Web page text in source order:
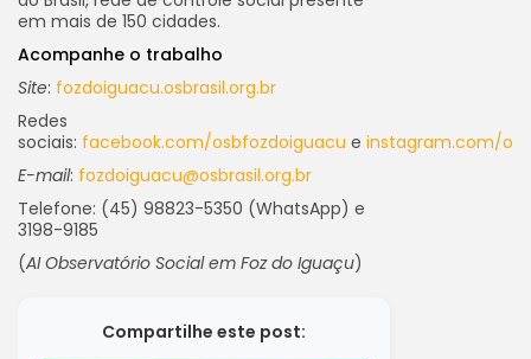
em mais de 150 cidades.
Acompanhe o trabalho
Site: fozdoiguacu.osbrasil.org.br
Redes
sociais: facebook.com/osbfozdoiguacu e instagram.com/
E-mail: fozdoiguacu@osbrasil.org.br
Telefone: (45) 98823-5350 (WhatsApp) e
3198-9185
(AI Observatório Social em Foz do Iguaçu)
Compartilhe este post: